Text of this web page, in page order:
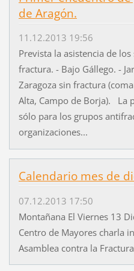
de Aragón.
11.12.2013 19:56
Prevista la asistencia de
fractura. - Bajo Gállego. -
Zaragoza sin fractura
Alta, Campo de Borja). La
sólo para los grupos
organizaciones...
Calendario mes de
07.12.2013 17:50
Montañana El Viernes 13
Centro de Mayores charla
Asamblea contra la